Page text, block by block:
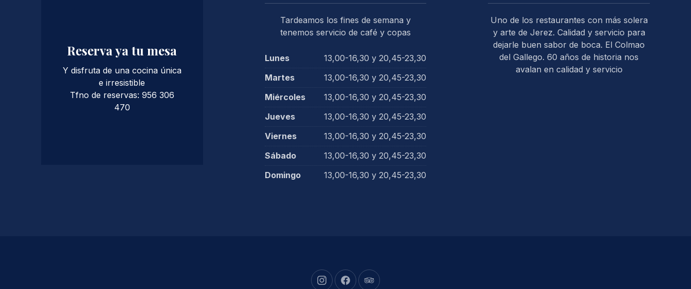
Reserva ya tu mesa
Y disfruta de una cocina única
e irresistible
Tfno de reservas: 956 306
470
Tardeamos los fines de semana y
tenemos servicio de café y copas
Lunes
13,00-16,30 y 20,45-23,30
Martes
13,00-16,30 y 20,45-23,30
Miércoles
13,00-16,30 y 20,45-23,30
Jueves
13,00-16,30 y 20,45-23,30
Viernes
13,00-16,30 y 20,45-23,30
Sábado
13,00-16,30 y 20,45-23,30
Domingo
13,00-16,30 y 20,45-23,30
Uno de los restaurantes con más solera
y arte de Jerez. Calidad y servicio para
dejarle buen sabor de boca. El Colmao
del Gallego. 60 años de historia nos
avalan en calidad y servicio
New Window
New WindowNew Window